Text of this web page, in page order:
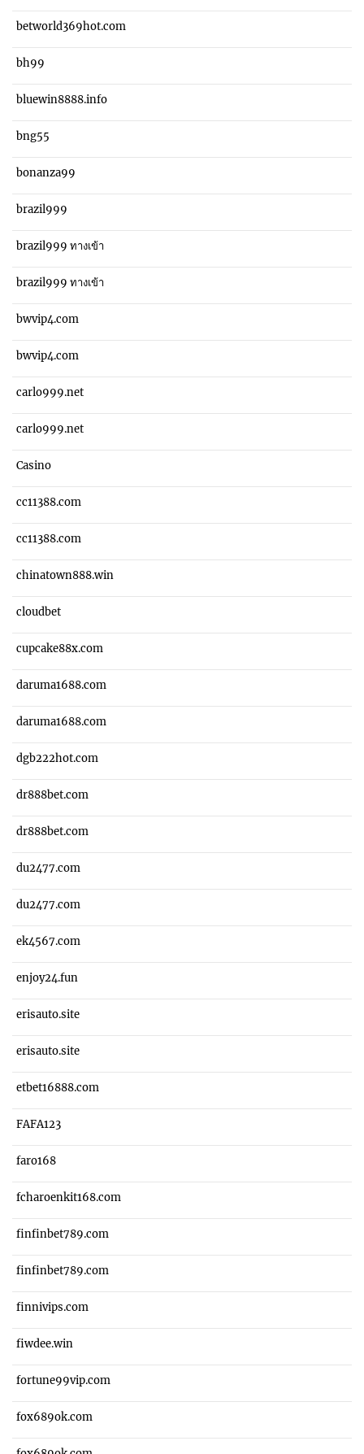
betworld369hot.com
bh99
bluewin8888.info
bng55
bonanza99
brazil999
brazil999 ทางเข้า
brazil999 ทางเข้า
bwvip4.com
bwvip4.com
carlo999.net
carlo999.net
Casino
cc11388.com
cc11388.com
chinatown888.win
cloudbet
cupcake88x.com
daruma1688.com
daruma1688.com
dgb222hot.com
dr888bet.com
dr888bet.com
du2477.com
du2477.com
ek4567.com
enjoy24.fun
erisauto.site
erisauto.site
etbet16888.com
FAFA123
faro168
fcharoenkit168.com
finfinbet789.com
finfinbet789.com
finnivips.com
fiwdee.win
fortune99vip.com
fox689ok.com